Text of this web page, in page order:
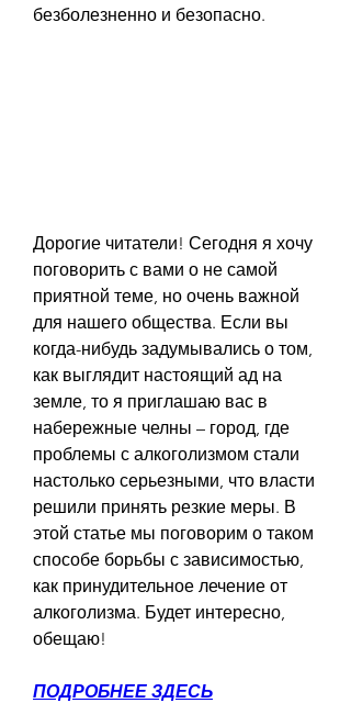
безболезненно и безопасно.
Дорогие читатели! Сегодня я хочу
поговорить с вами о не самой
приятной теме, но очень важной
для нашего общества. Если вы
когда-нибудь задумывались о том,
как выглядит настоящий ад на
земле, то я приглашаю вас в
набережные челны – город, где
проблемы с алкоголизмом стали
настолько серьезными, что власти
решили принять резкие меры. В
этой статье мы поговорим о таком
способе борьбы с зависимостью,
как принудительное лечение от
алкоголизма. Будет интересно,
обещаю!
ПОДРОБНЕЕ ЗДЕСЬ